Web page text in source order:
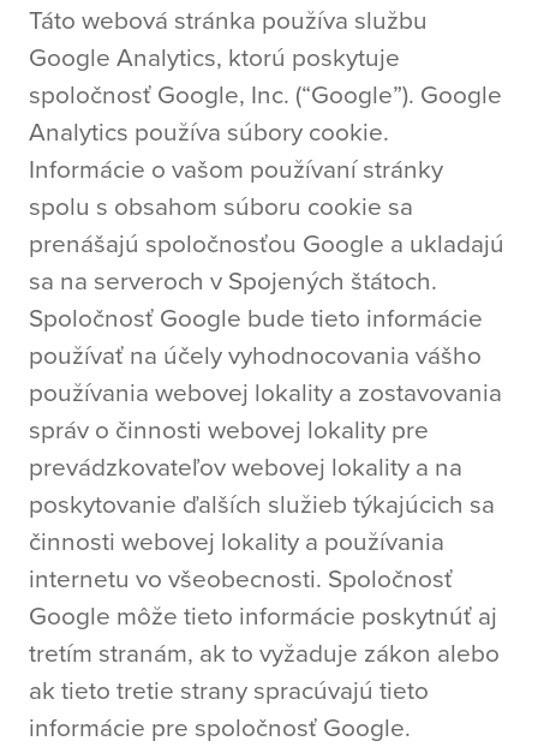
Táto webová stránka používa službu
Google Analytics, ktorú poskytuje
spoločnosť Google, Inc. (“Google”). Google
Analytics používa súbory cookie.
Informácie o vašom používaní stránky
spolu s obsahom súboru cookie sa
prenášajú spoločnosťou Google a ukladajú
sa na serveroch v Spojených štátoch.
Spoločnosť Google bude tieto informácie
používať na účely vyhodnocovania vášho
používania webovej lokality a zostavovania
správ o činnosti webovej lokality pre
prevádzkovateľov webovej lokality a na
poskytovanie ďalších služieb týkajúcich sa
činnosti webovej lokality a používania
internetu vo všeobecnosti. Spoločnosť
Google môže tieto informácie poskytnúť aj
tretím stranám, ak to vyžaduje zákon alebo
ak tieto tretie strany spracúvajú tieto
informácie pre spoločnosť Google.